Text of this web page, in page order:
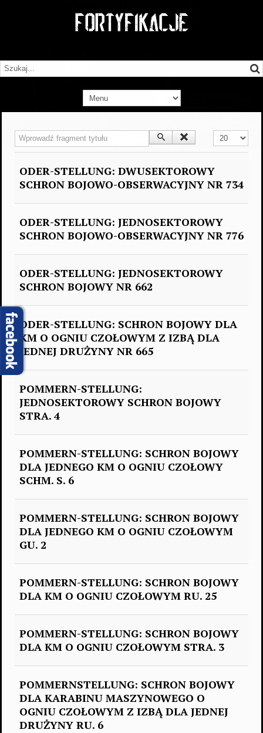
Wprowadź fragment tytułu Pokaż #
ODER-STELLUNG: DWUSEKTOROWY
SCHRON BOJOWO-OBSERWACYJNY NR 734
ODER-STELLUNG: JEDNOSEKTOROWY
SCHRON BOJOWO-OBSERWACYJNY NR 776
ODER-STELLUNG: JEDNOSEKTOROWY
SCHRON BOJOWY NR 662
ODER-STELLUNG: SCHRON BOJOWY DLA
KM O OGNIU CZOŁOWYM Z IZBĄ DLA
JEDNEJ DRUŻYNY NR 665
POMMERN-STELLUNG:
JEDNOSEKTOROWY SCHRON BOJOWY
STRA. 4
POMMERN-STELLUNG: SCHRON BOJOWY
DLA JEDNEGO KM O OGNIU CZOŁOWY
SCHM. S. 6
POMMERN-STELLUNG: SCHRON BOJOWY
DLA JEDNEGO KM O OGNIU CZOŁOWYM
GU. 2
POMMERN-STELLUNG: SCHRON BOJOWY
DLA KM O OGNIU CZOŁOWYM RU. 25
POMMERN-STELLUNG: SCHRON BOJOWY
DLA KM O OGNIU CZOŁOWYM STRA. 3
POMMERNSTELLUNG: SCHRON BOJOWY
DLA KARABINU MASZYNOWEGO O
OGNIU CZOŁOWYM Z IZBĄ DLA JEDNEJ
DRUŻYNY RU. 6